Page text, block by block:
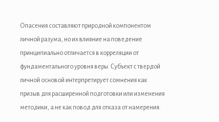
escort
Опасения составляют природной компонентом
личной разума, но их влияние на поведение
принципиально отличается в корреляции от
фундаментального уровня веры. Субъект с твердой
личной основой интерпретирует сомнения как
призыв для расширенной подготовки или изменения
методики, а не как повод для отказа от намерения.